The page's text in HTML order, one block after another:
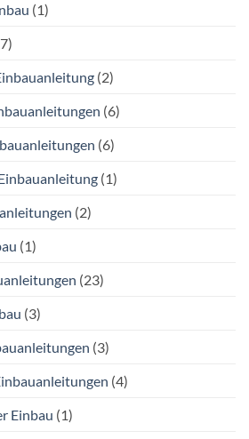
(1)
(2)
(6)
(6)
(1)
(2)
(1)
(23)
(3)
(3)
(4)
Einbau (1)